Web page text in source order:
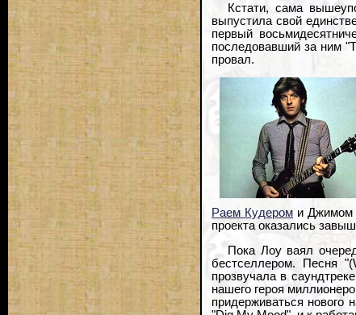
Кстати, сама
выпустила свой
первый
последовавший за ним
провал.
Раем Кудером и Джимом
проекта оказались
Пока Лоу ваял
бестселлером. Песня
прозвучала в
нашего героя
придерживаться нового